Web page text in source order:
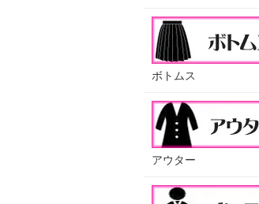
ボトムス
アウター